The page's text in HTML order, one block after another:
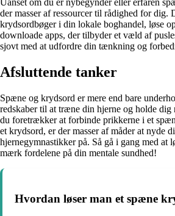
Uanset om du er nybegynder eller erfaren
der masser af ressourcer til rådighed for dig.
krydsordbøger i din lokale boghandel, løse
downloade apps, der tilbyder et væld af
sjovt med at udfordre din tænkning og
Afsluttende tanker
Spæne og krydsord er mere end bare
redskaber til at træne din hjerne og holde dig
du foretrækker at forbinde prikkerne i et
et krydsord, er der masser af måder at nyde
hjernegymnastikker på. Så gå i gang med at
mærk fordelene på din mentale sundhed!
Hvordan løser man et spæne